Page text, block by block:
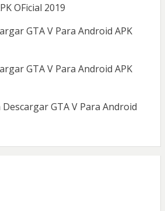
OFicial 2019
GTA V Para Android APK
GTA V Para Android APK
Descargar GTA V Para Android